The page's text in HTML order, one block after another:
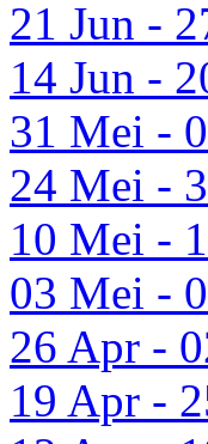
21 Jun -
14 Jun -
31 Mei -
24 Mei -
10 Mei -
03 Mei -
26 Apr -
19 Apr -